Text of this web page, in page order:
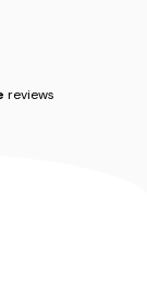
reviews